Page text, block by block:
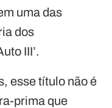
uma das
dos
III’.
esse título não é
prima que